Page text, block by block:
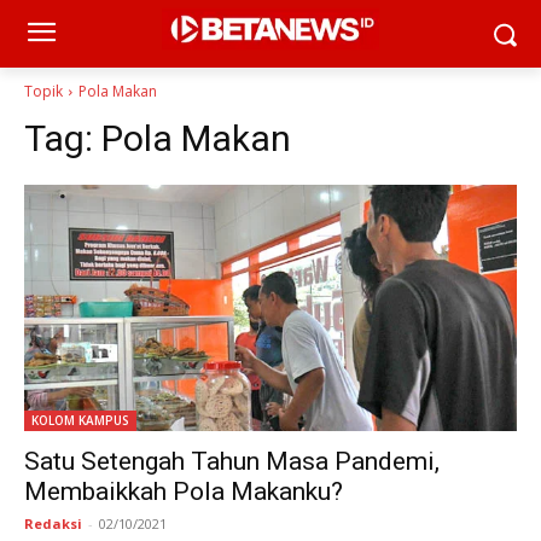
Topik Pola Makan
Tag: Pola Makan
KOLOM KAMPUS
Satu Setengah Tahun Masa Pandemi,
Membaikkah Pola Makanku?
Redaksi - 02/10/2021